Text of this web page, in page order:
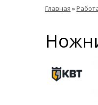
Главная »